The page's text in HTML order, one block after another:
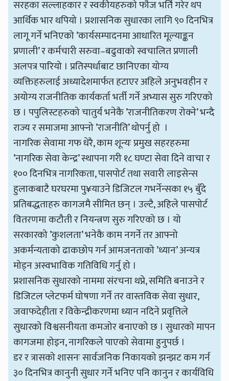
सरहका सल्लाहकार र स्वकीयहरुको फौज भर्ति गरेर थप
आर्थिक भार थपियो । प्रशासनिक सुधारका लागि ९० दिनभित्र
लागू गर्ने भनिएको ’कार्यसम्पादनमा आधारित मूल्याङ्कन
प्रणाली’ र कर्मचारी सरुवा–बढुवाको स्वचालित प्रणाली
अलपत्र पारियो । प्रतिस्पर्धाबाट छानिएका योग्य
व्यक्तिहरुलाई अध्यादेशमार्फत हटाएर अहिले अनुभवहीन र
अयोग्य राजनीतिक कार्यकर्ता भर्ती गर्ने अभ्यास सुरु गरिएको
छ । पपुलिस्टहरुको चातुर्य भनेकै ’राजनीतिकरण रोक्ने’ भन्दै
राज्य र समाजमा आफ्नो ’राजनीति’ थोपर्नु हो ।
नागरिक सेवामा गफ धेरै, काम शून्यः प्रमुख सहरहरुमा
’नागरिक सेवा केन्द्र’ स्थापना गरी १८ घण्टा सेवा दिने वाचा र
१०० दिनभित्र नागरिकता, पासपोर्ट तथा सवारी लाइसेन्स
हुलाकबाटै घरघरमा पु¥याउने डिजिटल गभर्नेन्सका १५ बुँदे
प्रतिबद्धताहरु कागजमै सीमित छन् । उल्टै, अहिले पासपोर्ट
वितरणमा कटौती र नियन्त्रण सुरु गरिएको छ । यो
सरकारको ’कुशलता’ भनेकै काम नगर्ने तर आफ्नो
अकर्मन्यताको ढाकछोप गर्न आमजनताको ’ध्यान’ अन्यत्र
मोड्न अस्वभाविक गतिविधि गर्नु हो ।
प्रशासनिक सुधारको नाममा संरचना थप्ने, समिति बनाउने र
डिजिटल प्लेटफर्म घोषणा गर्ने तर वास्तविक सेवा सुधार,
जवाफदेहीता र विकेन्द्रीकरणमा ध्यान नदिने प्रवृत्तिले
सुधारको विश्वसनीयता कमजोर बनाएको छ । सुधारको मापन
कागजमा होइन, नागरिकले पाएको सेवामा हुनुपर्छ ।
डर र त्रासको शासनः सार्वजनिक निकायको झन्झट कम गर्न
३० दिनभित्र कानुनी सुधार गर्ने भनिए पनि कानुन र कार्यविधि